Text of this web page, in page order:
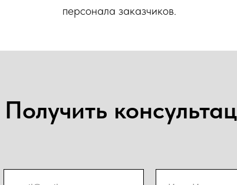
персонала заказчиков.
Получить